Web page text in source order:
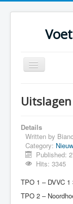
Toggle
Navigation
Over TPO
Teams
Foto's
Sponsoring
Details
Written by
Category:
Published:
Hits: 3345
TPO 1 – DVVC 1
TPO 2 –